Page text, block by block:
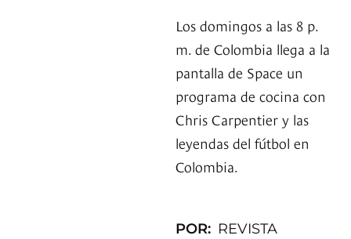
Los domingos a las 8 p.
m. de Colombia llega a la
pantalla de Space un
programa de cocina con
Chris Carpentier y las
leyendas del fútbol en
Colombia.
POR: REVISTA